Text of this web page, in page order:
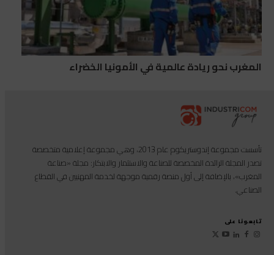
المغرب نحو ريادة عالمية في الأمونيا الخضراء
تأسست مجموعة إندوستريكوم عام 2013، وهي مجموعة إعلامية متخصصة
تصدر المجلة الرائدة المخصصة للصناعة والاستثمار والابتكار: مجلة «صناعة
المغرب»، بالإضافة إلى أول منصة رقمية موجهة لخدمة المهنيين في القطاع
الصناعي.
تابعونا على